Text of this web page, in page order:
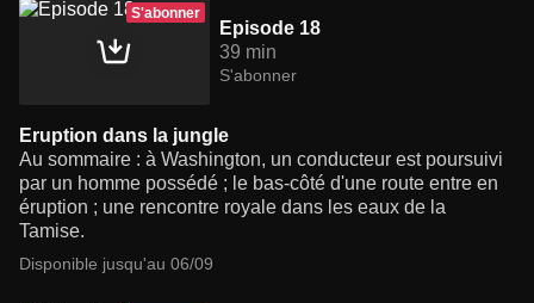
S'abonner
Episode 18
39 min
S'abonner
Eruption dans la jungle
Au sommaire : à Washington, un conducteur est poursuivi
par un homme possédé ; le bas-côté d'une route entre en
éruption ; une rencontre royale dans les eaux de la
Tamise.
Disponible jusqu'au 06/09